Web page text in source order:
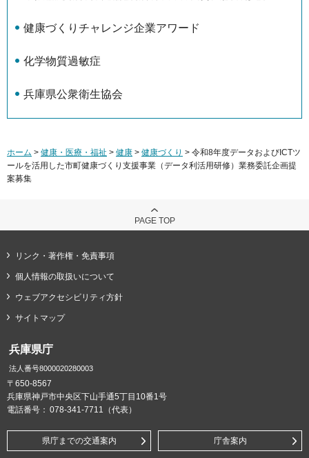
健康づくりチャレンジ企業アワード
化学物質過敏症
兵庫県公衆衛生協会
ホーム > 健康・医療・福祉 > 健康 > 健康づくり > 令和8年度データおよびICTツ
ールを活用した市町健康づくり支援事業（データ利活用研修）業務委託企画提
案募集
PAGE TOP
リンク・著作権・免責事項
個人情報の取扱いについて
ウェブアクセシビリティ方針
サイトマップ
兵庫県庁
法人番号8000020280003
〒650-8567
兵庫県神戸市中央区下山手通5丁目10番1号
電話番号： 078-341-7711（代表）
県庁までの交通案内 庁舎案内